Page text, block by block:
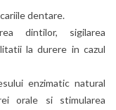
dentare.
dintilor, sigilarea
la durere in cazul
enzimatic natural
orale si stimularea